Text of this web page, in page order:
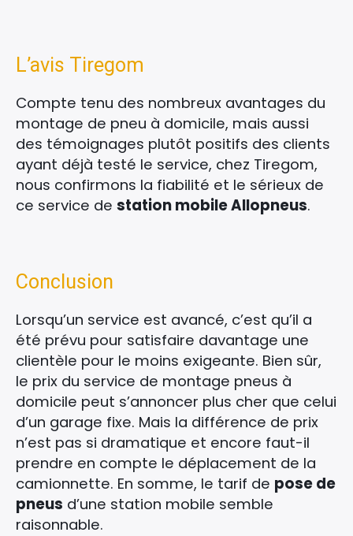
L’avis Tiregom
Compte tenu des nombreux avantages du
montage de pneu à domicile, mais aussi
des témoignages plutôt positifs des clients
ayant déjà testé le service, chez Tiregom,
nous confirmons la fiabilité et le sérieux de
ce service de station mobile Allopneus.
Conclusion
Lorsqu’un service est avancé, c’est qu’il a
été prévu pour satisfaire davantage une
clientèle pour le moins exigeante. Bien sûr,
le prix du service de montage pneus à
domicile peut s’annoncer plus cher que celui
d’un garage fixe. Mais la différence de prix
n’est pas si dramatique et encore faut-il
prendre en compte le déplacement de la
camionnette. En somme, le tarif de pose de
pneus d’une station mobile semble
raisonnable.